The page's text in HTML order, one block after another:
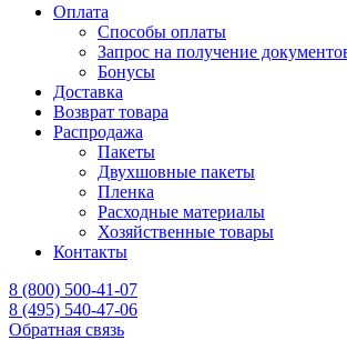
Оплата
Способы оплаты
Запрос на получение
Бонусы
Доставка
Возврат товара
Распродажа
Пакеты
Двухшовные пакеты
Пленка
Расходные материалы
Хозяйственные товары
Контакты
8 (800) 500-41-07
8 (495) 540-47-06
Обратная связь